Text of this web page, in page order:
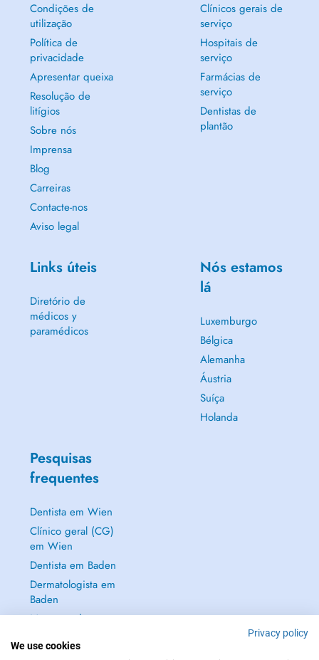
Condições de
utilização
Política de
privacidade
Apresentar queixa
Resolução de
litígios
Sobre nós
Imprensa
Blog
Carreiras
Contacte-nos
Aviso legal
Clínicos gerais de
serviço
Hospitais de
serviço
Farmácias de
serviço
Dentistas de
plantão
Links úteis
Diretório de
médicos y
paramédicos
Nós estamos
lá
Luxemburgo
Bélgica
Alemanha
Áustria
Suíça
Holanda
Pesquisas
frequentes
Dentista em Wien
Clínico geral (CG)
em Wien
Dentista em Baden
Dermatologista em
Baden
Mostrar tudo →
Privacy policy
We use cookies